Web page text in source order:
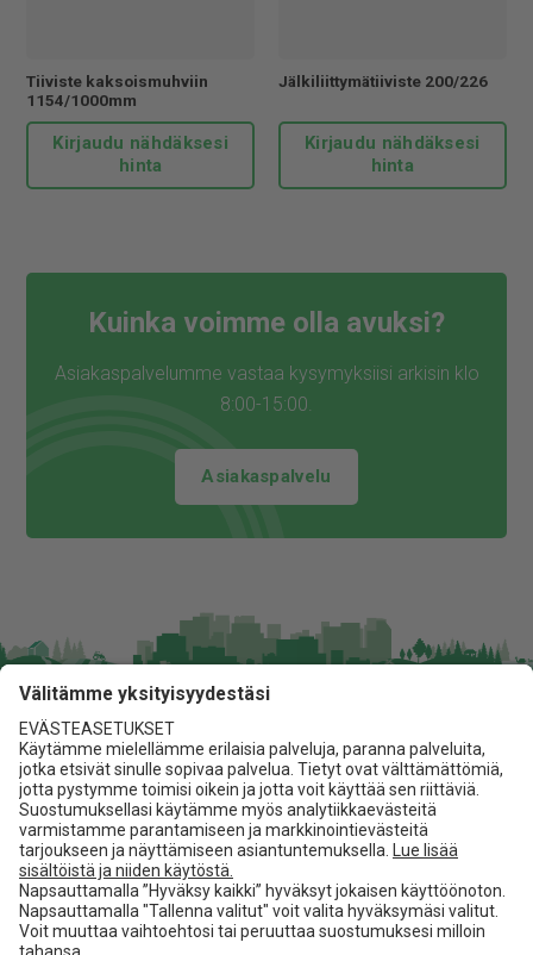
Tiiviste kaksoismuhviin
1154/1000mm
Kirjaudu nähdäksesi
hinta
Jälkiliittymätiiviste 200/226
Kirjaudu nähdäksesi
hinta
Kuinka voimme olla avuksi?
Asiakaspalvelumme vastaa kysymyksiisi arkisin klo
8:00-15:00.
Asiakaspalvelu
Jita Oy
Lakarintie 10, 34800 Virrat
03 475 6100
info@jita.fi